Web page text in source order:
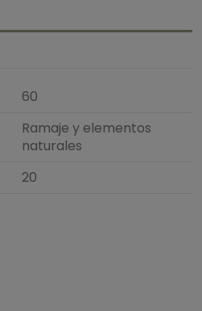
60
Ramaje y elementos
naturales
20